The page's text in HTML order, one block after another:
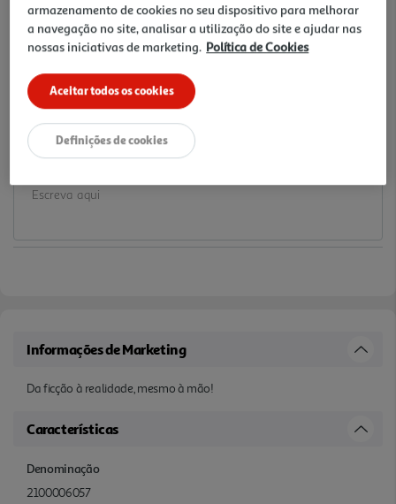
12.99 €/un
12,99 €
Notas de preparação
Informações de Marketing
Da ficção à realidade, mesmo à mão!
Características
Denominação
2100006057
armazenamento de cookies no seu dispositivo para melhorar
a navegação no site, analisar a utilização do site e ajudar nas
nossas iniciativas de marketing. Política de Cookies
Aceitar todos os cookies
Definições de cookies